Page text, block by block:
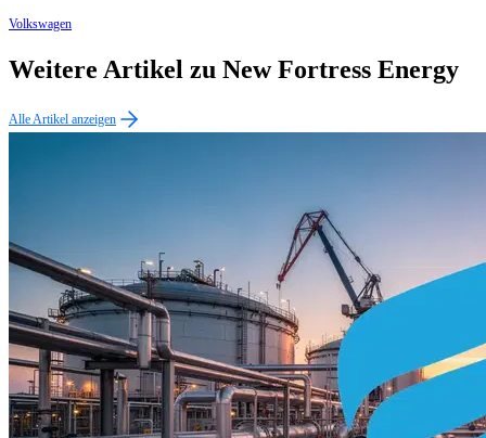
Volkswagen
Weitere Artikel zu New Fortress Energy
Alle Artikel anzeigen